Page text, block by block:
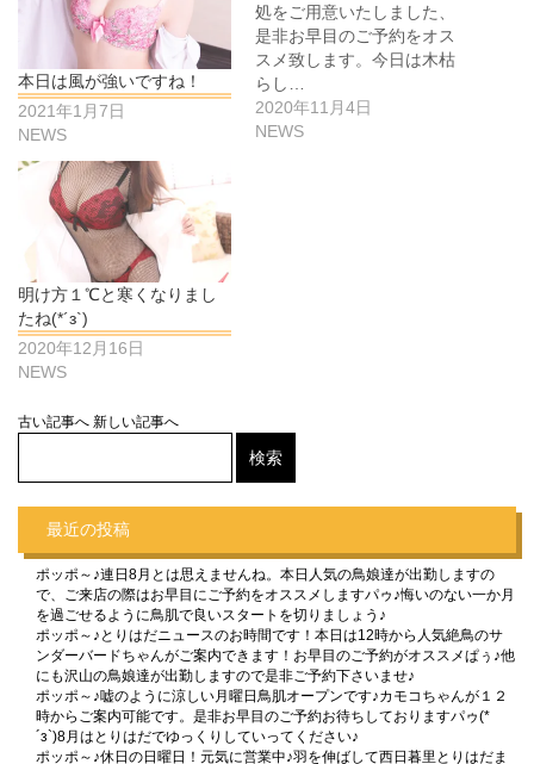
本日は風が強いですね！
2021年1月7日
NEWS
処をご用意いたしました、
是非お早目のご予約をオス
スメ致します。今日は木枯
らし…
2020年11月4日
NEWS
明け方１℃と寒くなりまし
たね(*´з`)
2020年12月16日
NEWS
古い記事へ 新しい記事へ
最近の投稿
ポッポ～♪連日8月とは思えませんね。本日人気の鳥娘達が出勤しますの
で、ご来店の際はお早目にご予約をオススメしますパゥ♪悔いのない一か月
を過ごせるように鳥肌で良いスタートを切りましょう♪
ポッポ～♪とりはだニュースのお時間です！本日は12時から人気絶鳥のサ
ンダーバードちゃんがご案内できます！お早目のご予約がオススメぱぅ♪他
にも沢山の鳥娘達が出勤しますので是非ご予約下さいませ♪
ポッポ～♪嘘のように涼しい月曜日鳥肌オープンです♪カモコちゃんが１２
時からご案内可能です。是非お早目のご予約お待ちしておりますパゥ(*
´з`)8月はとりはだでゆっくりしていってください♪
ポッポ～♪休日の日曜日！元気に営業中♪羽を伸ばして西日暮里とりはだま